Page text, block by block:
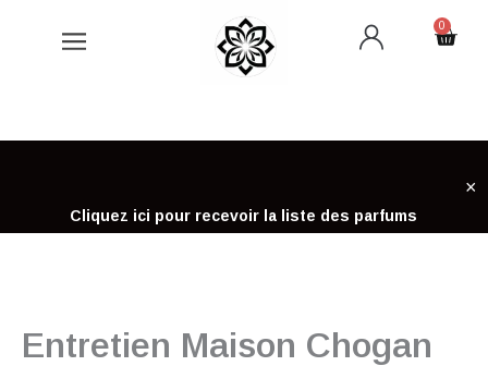
0
Cart
Cliquez ici pour recevoir la liste des parfums
×
Entretien Maison Chogan